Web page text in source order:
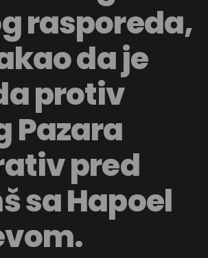
rasporeda,
da je
protiv
Pazara
pred
sa Hapoel